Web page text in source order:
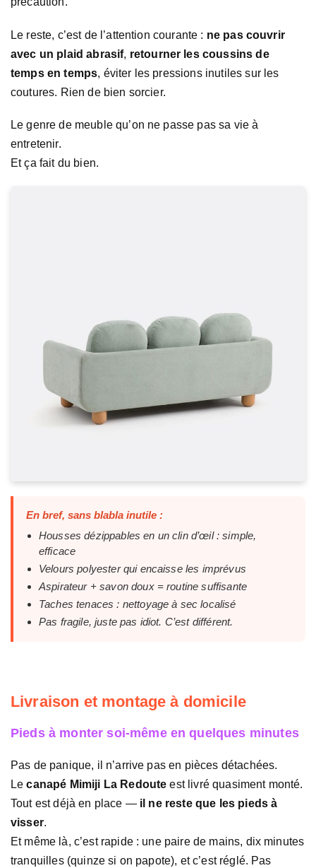
Le reste, c’est de l’attention courante : ne pas couvrir
avec un plaid abrasif, retourner les coussins de
temps en temps, éviter les pressions inutiles sur les
coutures. Rien de bien sorcier.
Le genre de meuble qu’on ne passe pas sa vie à
entretenir.
Et ça fait du bien.
En bref, sans blabla inutile :
Housses dézippables en un clin d’œil : simple,
efficace
Velours polyester qui encaisse les imprévus
Aspirateur + savon doux = routine suffisante
Taches tenaces : nettoyage à sec localisé
Pas fragile, juste pas idiot. C’est différent.
Livraison et montage à domicile
Pieds à monter soi-même en quelques minutes
Pas de panique, il n’arrive pas en pièces détachées.
Lecanapé Mimiji La Redoute est livré quasiment monté.
Tout est déjà en place — il ne reste que les pieds à
visser.
Et même là, c’est rapide : une paire de mains, dix minutes
tranquilles (quinze si on papote), et c’est réglé. Pas